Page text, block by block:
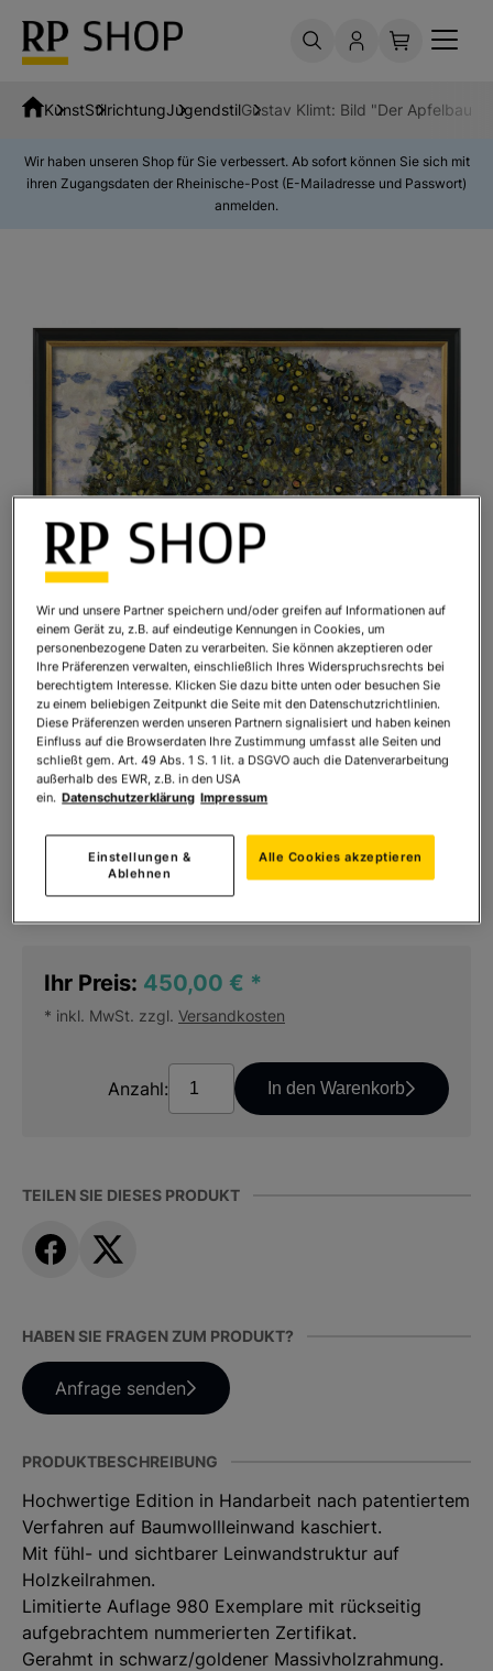
KunstStilrichtungJugendstilGustav Klimt: Bild "Der Apfelbaum
Wir haben unseren Shop für Sie verbessert. Ab sofort können Sie sich mit
ihren Zugangsdaten der Rheinische-Post (E-Mailadresse und Passwort)
anmelden.
Gustav Klimt: Bild "Der Apfelbaum II"
(1916)
948007
Sofort lieferbar
Ihr Preis: 450,00 € *
* inkl. MwSt. zzgl. Versandkosten
Anzahl: In den Warenkorb
TEILEN SIE DIESES PRODUKT
HABEN SIE FRAGEN ZUM PRODUKT?
Anfrage senden
PRODUKTBESCHREIBUNG
Hochwertige Edition in Handarbeit nach patentiertem
Verfahren auf Baumwollleinwand kaschiert.
Mit fühl- und sichtbarer Leinwandstruktur auf
Holzkeilrahmen.
Limitierte Auflage 980 Exemplare mit rückseitig
aufgebrachtem nummerierten Zertifikat.
Gerahmt in schwarz/goldener Massivholzrahmung.
Wir und unsere Partner speichern und/oder greifen auf Informationen auf
einem Gerät zu, z.B. auf eindeutige Kennungen in Cookies, um
personenbezogene Daten zu verarbeiten. Sie können akzeptieren oder
Ihre Präferenzen verwalten, einschließlich Ihres Widerspruchsrechts bei
berechtigtem Interesse. Klicken Sie dazu bitte unten oder besuchen Sie
zu einem beliebigen Zeitpunkt die Seite mit den Datenschutzrichtlinien.
Diese Präferenzen werden unseren Partnern signalisiert und haben keinen
Einfluss auf die Browserdaten Ihre Zustimmung umfasst alle Seiten und
schließt gem. Art. 49 Abs. 1 S. 1 lit. a DSGVO auch die Datenverarbeitung
außerhalb des EWR, z.B. in den USA
ein. Datenschutzerklärung Impressum
Einstellungen &
Ablehnen
Alle Cookies akzeptieren